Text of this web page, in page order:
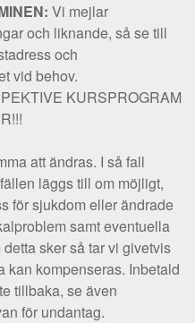
Vi mejlar
och liknande, så se till
och
vid behov.
KURSPROGRAM
att ändras. I så fall
läggs till om möjligt,
för sjukdom eller ändrade
samt eventuella
sker så tar vi givetvis
kan kompenseras. Inbetald
tillbaka, se även
för undantag.